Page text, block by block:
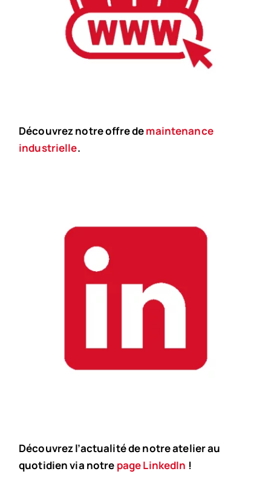
Découvrez notre offre demaintenance
industrielle.
Découvrez l’actualité de notre atelier au
quotidien via notre page LinkedIn !